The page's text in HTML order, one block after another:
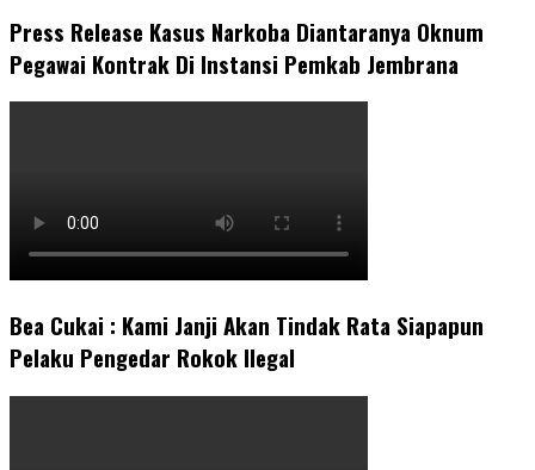
Press Release Kasus Narkoba Diantaranya Oknum
Pegawai Kontrak Di Instansi Pemkab Jembrana
Bea Cukai : Kami Janji Akan Tindak Rata Siapapun
Pelaku Pengedar Rokok Ilegal